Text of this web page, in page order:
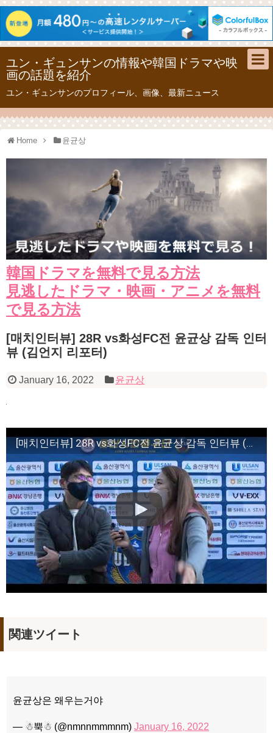
ユン・ギュンサンの情報や韓国ドラマや映
画の話題を紹介
ユン・ギュンサンのプロフィール、画像、最新ニュース
Home 윤균상
韓国ドラマを無料で見る方法
見逃したドラマ・映画・アニメを無料
で見る方法
[매치인터뷰] 28R vs화성FC전 윤균상 감독 인터
뷰 (김언지 리포터)
January 16, 2022 윤균상
[매치인터뷰] 28R vs화성FC전 윤균상 감독 인터뷰 (김언지 리포터)
関連ツイート
윤균상은 왜우는거야
— ☃︎뿍☃︎ (@nmnnmmmnm) January 16, 2022